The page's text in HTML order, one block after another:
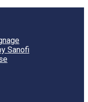
Sanofi